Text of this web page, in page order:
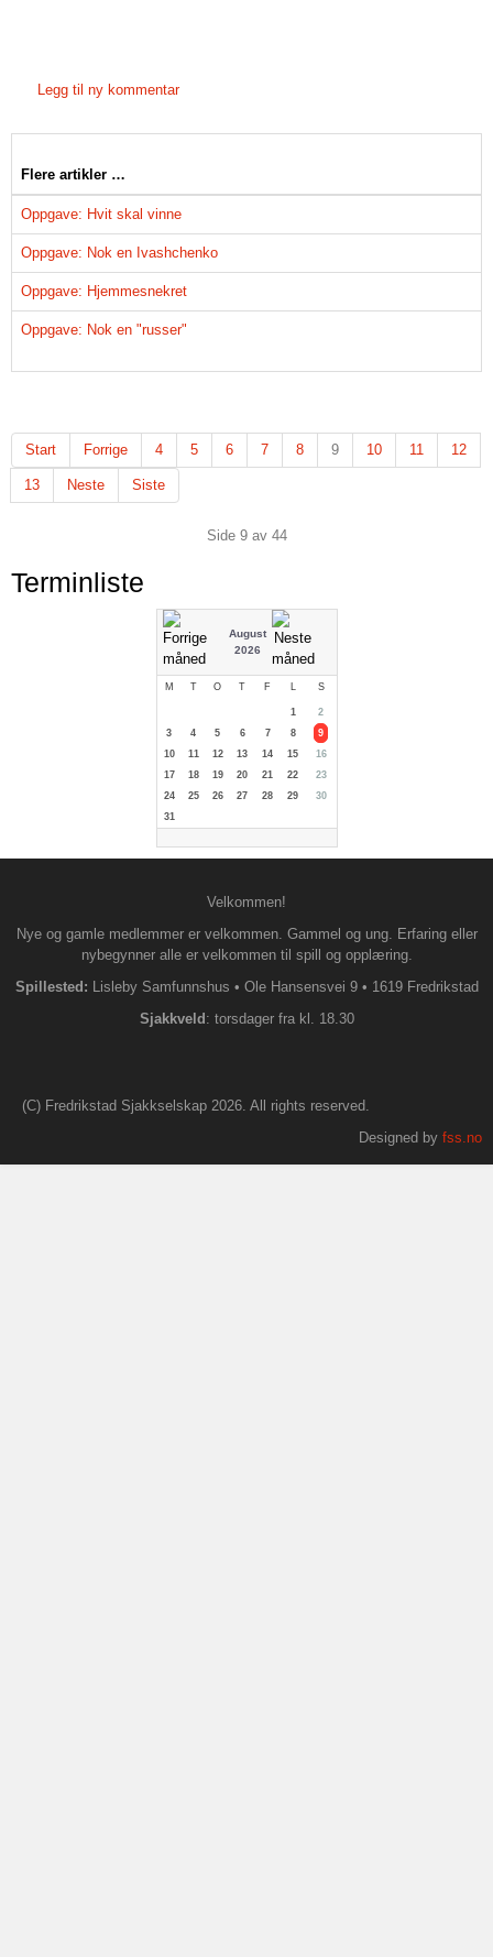
Legg til ny kommentar
Flere artikler …
Oppgave: Hvit skal vinne
Oppgave: Nok en Ivashchenko
Oppgave: Hjemmesnekret
Oppgave: Nok en "russer"
Start Forrige 4 5 6 7 8 9 10 11 12
13 Neste Siste
Side 9 av 44
Terminliste
August
2026
M T O T F L S
1
2
3
4 5 6 7 8
9
10
11 12 13 14 15
16
17
18 19 20 21 22
23
24
25 26 27 28 29
30
31
Velkommen!
Nye og gamle medlemmer er velkommen. Gammel og ung. Erfaring eller
nybegynner alle er velkommen til spill og opplæring.
Spillested: Lisleby Samfunnshus • Ole Hansensvei 9 • 1619 Fredrikstad
Sjakkveld : torsdager fra kl. 18.30
(C) Fredrikstad Sjakkselskap 2026. All rights reserved.
Designed by fss.no